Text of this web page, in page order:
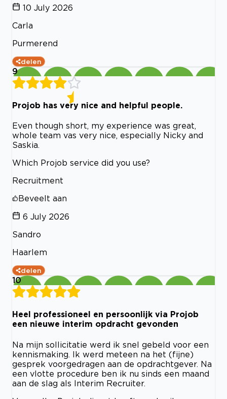
10 July 2026
Carla
Purmerend
delen
9
Projob has very nice and helpful people.
Even though short, my experience was great,
whole team vas very nice, especially Nicky and
Saskia.
Which Projob service did you use?
Recruitment
Beveelt aan
6 July 2026
Sandro
Haarlem
delen
10
Heel professioneel en persoonlijk via Projob
een nieuwe interim opdracht gevonden
Na mijn sollicitatie werd ik snel gebeld voor een
kennismaking. Ik werd meteen na het (fijne)
gesprek voorgedragen aan de opdrachtgever. Na
een vlotte procedure ben ik nu sinds een maand
aan de slag als Interim Recruiter.